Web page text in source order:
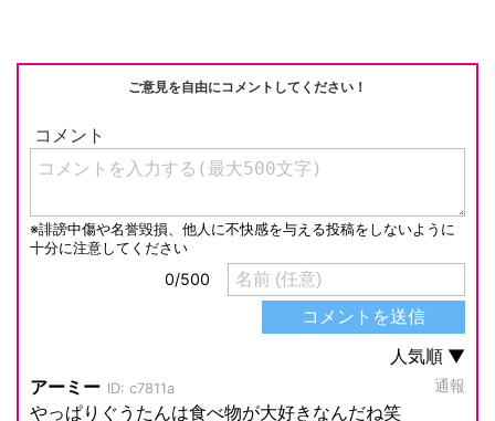
ご意見を自由にコメントしてください！